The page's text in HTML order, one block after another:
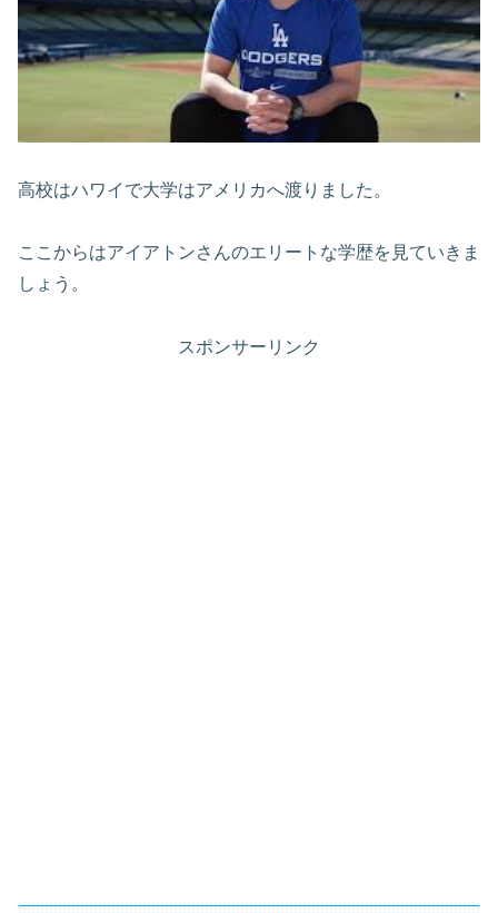
高校はハワイで大学はアメリカへ渡りました。
ここからはアイアトンさんのエリートな学歴を見ていきま
しょう。
スポンサーリンク